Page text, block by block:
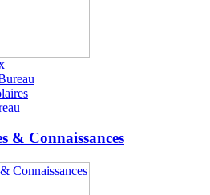
& Connaissances